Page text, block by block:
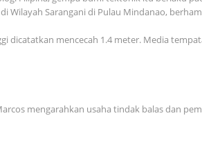
Wilayah Sarangani di Pulau Mindanao,
dicatatkan mencecah 1.4 meter. Media
mengarahkan usaha tindak balas dan